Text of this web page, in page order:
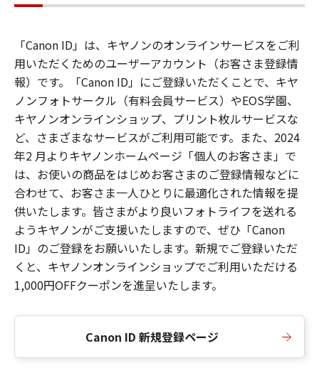
「Canon ID」は、キヤノンのオンラインサービスをご利
用いただくためのユーザーアカウント（お客さま登録情
報）です。「Canon ID」にご登録いただくことで、キヤ
ノンフォトサークル（有料会員サービス）やEOS学園、
キヤノンオンラインショップ、プリント枚ルサービスな
ど、さまざまなサービスがご利用可能です。また、2024
年2 月よりキヤノンホームページ「個人のお客さま」で
は、お使いの商品をはじめお客さまのご登録情報などに
合わせて、お客さま一人ひとりに最適化された情報を提
供いたします。皆さまがより良いフォトライフを送れる
ようキヤノンがご支援いたしますので、ぜひ「Canon
ID」のご登録をお願いいたします。新規でご登録いただ
くと、キヤノンオンラインショップでご利用いただける
1,000円OFFクーポンを進呈いたします。
Canon ID 新規登録ページ